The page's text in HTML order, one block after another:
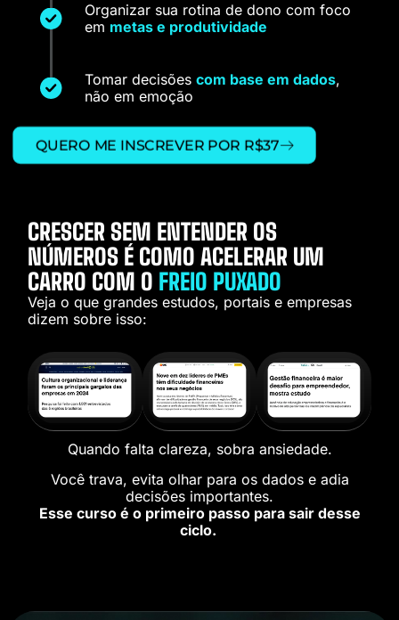
Organizar sua rotina de dono com foco
em metas e produtividade
Tomar decisões com base em dados,
não em emoção
QUERO ME INSCREVER POR R$37
CRESCER SEM ENTENDER OS
NÚMEROS É COMO ACELERAR UM
CARRO COM O FREIO PUXADO
Veja o que grandes estudos, portais e empresas
dizem sobre isso:
Quando falta clareza, sobra ansiedade.
Você trava, evita olhar para os dados e adia
decisões importantes.
Esse curso é o primeiro passo para sair desse
ciclo.